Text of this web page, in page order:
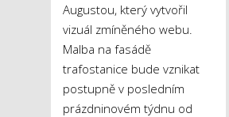
Augustou, který vytvořil
vizuál zmíněného webu.
Malba na fasádě
trafostanice bude vznikat
postupně v posledním
prázdninovém týdnu od